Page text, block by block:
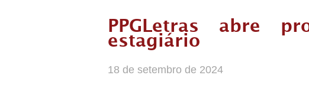
PPGLetras abre
estagiário
18 de setembro de 2024